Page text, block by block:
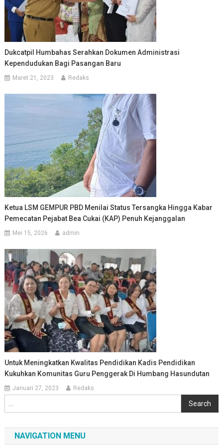
Dukcatpil Humbahas Serahkan Dokumen Administrasi
Kependudukan Bagi Pasangan Baru
Maret 21, 2023 Redaks
Ketua LSM GEMPUR PBD Menilai Status Tersangka Hingga Kabar
Pemecatan Pejabat Bea Cukai (KAP) Penuh Kejanggalan
Mei 15, 2026 admin
Untuk Meningkatkan Kwalitas Pendidikan Kadis Pendidikan
Kukuhkan Komunitas Guru Penggerak Di Humbang Hasundutan
Januari 27, 2023 Redaks
Search
NAVIGATION MENU